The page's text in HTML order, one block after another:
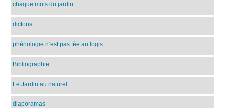
chaque mois du jardin
dictons
phénologie n’est pas fée au logis
Bibliographie
Le Jardin au naturel
diaporamas